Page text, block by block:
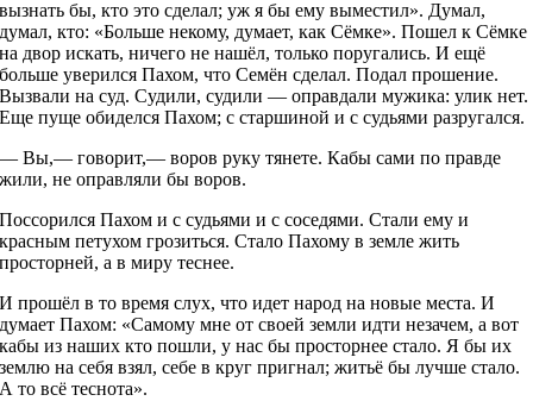
вызнать бы, кто это сделал; уж я бы ему выместил». Думал,
думал, кто: «Больше некому, думает, как Сёмке». Пошел к Сёмке
на двор искать, ничего не нашёл, только поругались. И ещё
больше уверился Пахом, что Семён сделал. Подал прошение.
Вызвали на суд. Судили, судили — оправдали мужика: улик нет.
Еще пуще обиделся Пахом; с старшиной и с судьями разругался.
— Вы,— говорит,— воров руку тянете. Кабы сами по правде
жили, не оправляли бы воров.
Поссорился Пахом и с судьями и с соседями. Стали ему и
красным петухом грозиться. Стало Пахому в земле жить
просторней, а в миру теснее.
И прошёл в то время слух, что идет народ на новые места. И
думает Пахом: «Самому мне от своей земли идти незачем, а вот
кабы из наших кто пошли, у нас бы просторнее стало. Я бы их
землю на себя взял, себе в круг пригнал; житьё бы лучше стало.
А то всё теснота».